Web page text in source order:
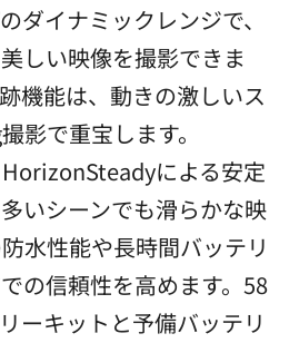
ダイナミックレンジで、
しい映像を撮影できま
機能は、動きの激しいス
影で重宝します。
による安定
いシーンでも滑らかな映
水性能や長時間バッテリ
の信頼性を高めます。58
ーキットと予備バッテリ